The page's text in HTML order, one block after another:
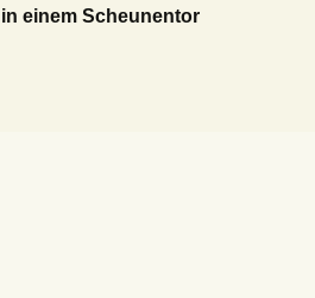
einem Scheunentor